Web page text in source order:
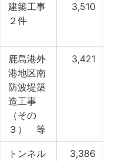
建築工事
２件
3,510
鹿島港外
港地区南
防波堤築
造工事
（その
３） 等
3,421
トンネル
3,386